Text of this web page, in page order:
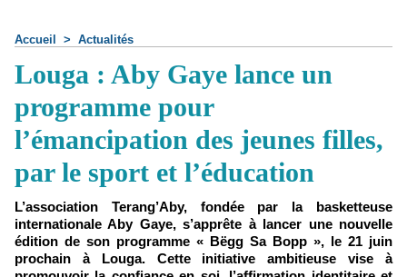
Accueil > Actualités
Louga : Aby Gaye lance un
programme pour
l’émancipation des jeunes filles,
par le sport et l’éducation
L’association Terang’Aby, fondée par la basketteuse
internationale Aby Gaye, s’apprête à lancer une nouvelle
édition de son programme « Bëgg Sa Bopp », le 21 juin
prochain à Louga. Cette initiative ambitieuse vise à